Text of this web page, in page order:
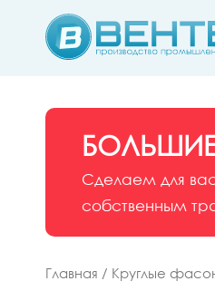
Сделаем для
собственным
Главная / Круглые